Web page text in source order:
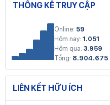
THỐNG KÊ TRUY CẬP
Online: 59
Hôm nay: 1.051
Hôm qua: 3.959
Tổng: 8.904.675
LIÊN KẾT HỮU ÍCH